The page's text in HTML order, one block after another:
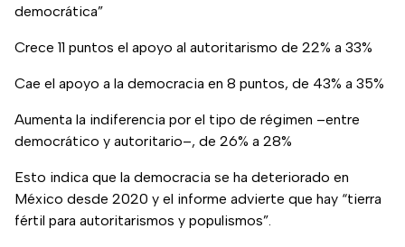
democrática”
Crece 11 puntos el apoyo al autoritarismo de 22% a 33%
Cae el apoyo a la democracia en 8 puntos, de 43% a 35%
Aumenta la indiferencia por el tipo de régimen –entre
democrático y autoritario–, de 26% a 28%
Esto indica que la democracia se ha deteriorado en
México desde 2020 y el informe advierte que hay “tierra
fértil para autoritarismos y populismos”.